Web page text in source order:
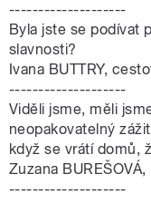
--------------------
Byla jste se podívat
slavnosti?
Ivana BUTTRY,
--------------------
Viděli jsme, měli
neopakovatelný
když se vrátí domů,
Zuzana
--------------------